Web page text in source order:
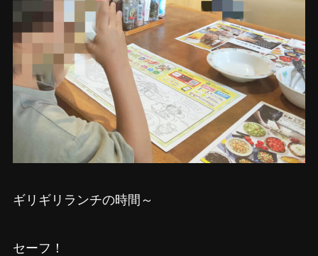
ギリギリランチの時間～
セーフ！